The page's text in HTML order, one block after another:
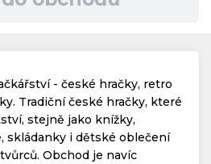
- 2026. Všechna práva vyhrazena.
- české hračky, retro
Tradiční české hračky, které
stejně jako knížky,
skládanky i dětské oblečení
Obchod je navíc